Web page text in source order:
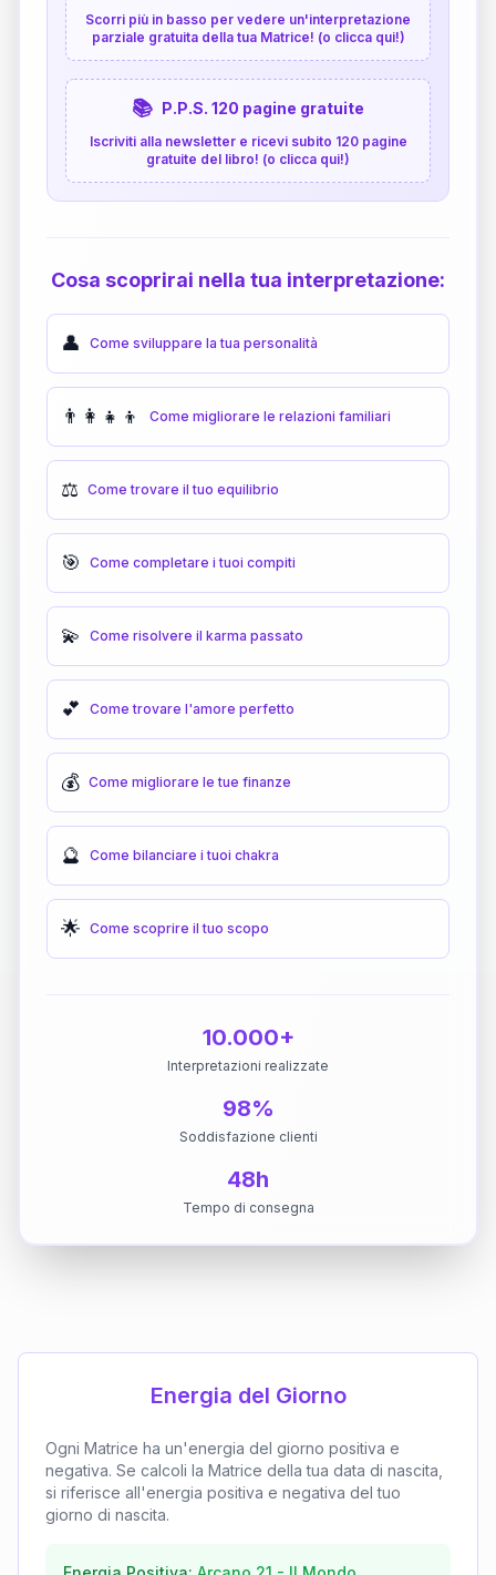
Scorri più in basso per vedere un'interpretazione
parziale gratuita della tua Matrice! (o clicca qui!)
📚 P.P.S. 120 pagine gratuite
Iscriviti alla newsletter e ricevi subito 120 pagine
gratuite del libro! (o clicca qui!)
Cosa scoprirai nella tua interpretazione:
👤 Come sviluppare la tua personalità
👨‍👩‍👧‍👦 Come migliorare le relazioni familiari
⚖️ Come trovare il tuo equilibrio
🎯 Come completare i tuoi compiti
💫 Come risolvere il karma passato
💕 Come trovare l'amore perfetto
💰 Come migliorare le tue finanze
🔮 Come bilanciare i tuoi chakra
🌟 Come scoprire il tuo scopo
10.000+
Interpretazioni realizzate
98%
Soddisfazione clienti
48h
Tempo di consegna
Energia del Giorno
Ogni Matrice ha un'energia del giorno positiva e
negativa. Se calcoli la Matrice della tua data di nascita,
si riferisce all'energia positiva e negativa del tuo
giorno di nascita.